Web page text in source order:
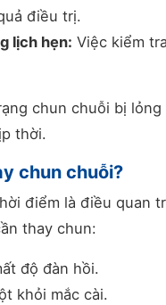
điều trị.
lịch hẹn: Việc kiểm
chun chuỗi bị
thời.
chun chuỗi?
điểm là điều quan
thay chun:
độ đàn hồi.
khỏi mắc cài.